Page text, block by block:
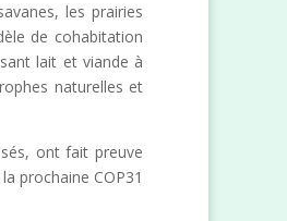
les prairies
de cohabitation
lait et viande à
naturelles et
ont fait preuve
prochaine COP31